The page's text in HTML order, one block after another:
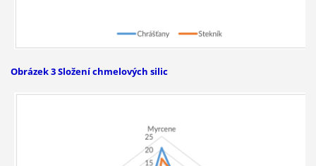
Obrázek 3 Složení chmelových silic